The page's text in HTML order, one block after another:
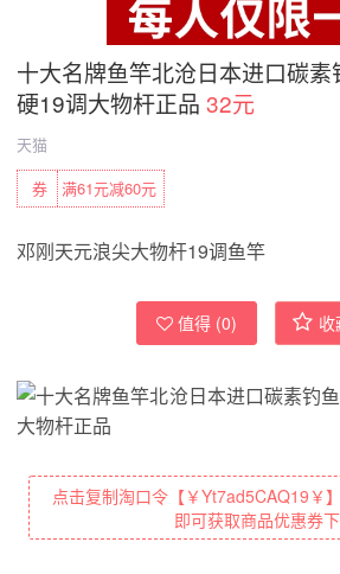
十大名牌鱼竿北沧日本进口碳
硬19调大物杆正品 32元
天猫
满61元减60元
券
邓刚天元浪尖大物杆19调鱼竿
值得 (0) 收
点击复制淘口令【￥Yt7ad5CAQ19￥】 打开【手机淘宝】
即可获取商品优惠券